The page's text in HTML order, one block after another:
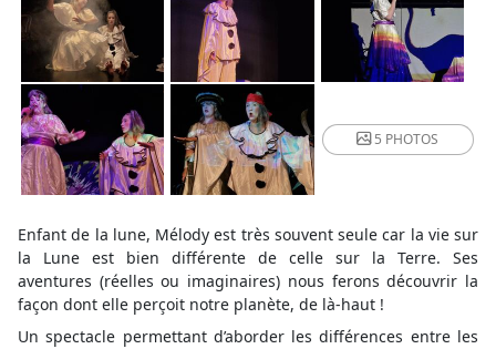
5 PHOTOS
Enfant de la lune, Mélody est très souvent seule car la vie sur
la Lune est bien différente de celle sur la Terre. Ses
aventures (réelles ou imaginaires) nous ferons découvrir la
façon dont elle perçoit notre planète, de là-haut !
Un spectacle permettant d’aborder les différences entre les